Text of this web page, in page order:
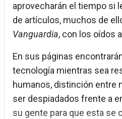
aprovecharán el tiempo si
de artículos, muchos de
Vanguardia, con los oídos
En sus páginas
tecnología mientras sea
humanos, distinción entre
ser despiadados frente a
su gente para que esta se